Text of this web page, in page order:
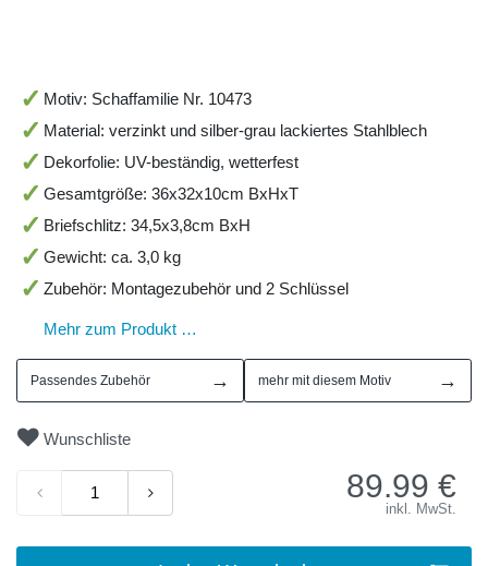
Motiv: Schaffamilie Nr. 10473
Material: verzinkt und silber-grau lackiertes Stahlblech
Dekorfolie: UV-beständig, wetterfest
Gesamtgröße: 36x32x10cm BxHxT
Briefschlitz: 34,5x3,8cm BxH
Gewicht: ca. 3,0 kg
Zubehör: Montagezubehör und 2 Schlüssel
Mehr zum Produkt …
Passendes Zubehör → mehr mit diesem Motiv →
Wunschliste
89.99 €
inkl. MwSt.